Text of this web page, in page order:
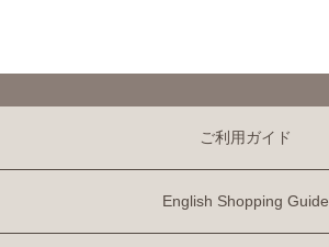
ご利用ガイド
English Shopping Guide